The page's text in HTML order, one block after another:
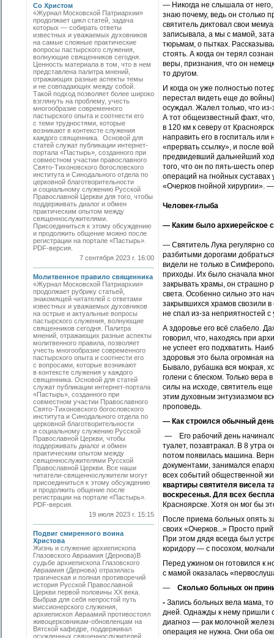
Со Христом
«Журнал Московской Патриархии»
продолжает цикл статей, задача
которых — собирать ответы
известных и уважаемых духовников
на самые сложные практические
вопросы пастырского служения,
волнующие священников сегодня.
Ценность материала в том, что в нем
представлена палитра мнений,
отражающих разные аспекты темы
и не совпадающих между собой.
Такой подход позволяет более широко
взглянуть на проблему, учесть
многообразие современного
пастырского опыта и соотнести его
с теми трудностями, которые
возникают в контексте служения
каждого священника. Основой для
статей служат публикации интернет-
портала «Пастырь», созданного при
совместном участии православного
Свято-Тихоновского богословского
института и Синодального отдела по
церковной благотворительности
и социальному служению Русской
Православной Церкви для того, чтобы
поддерживать диалог и обмен
практическим опытом между
священнослужителями.
Присоединиться к этому обсуждению
и продолжить общение можно после
регистрации на портале «Пастырь».
PDF-версия.
7 сентября 2023 г. 16:00
Молитвенное правило священника
«Журнал Московской Патриархии»
продолжает рубрику статьей,
знакомящей читателей с ответами
известных и уважаемых духовников
на острые и актуальные вопросы
пастырского служения, волнующие
священников сегодня. Палитра
мнений, отражающих разные аспекты
молитвенного правила, позволяет
учесть многообразие современного
пастырского опыта и соотнести его
с вопросами, которые возникают
в контексте служения у каждого
священника. Основой для статей
служат публикации интернет-портала
«Пастырь», созданного при
совместном участии Православного
Свято-Тихоновского богословского
института и Синодального отдела по
церковной благотворительности
и социальному служению Русской
Православной Церкви, чтобы
поддерживать диалог и обмен
практическим опытом между
священнослужителями Русской
Православной Церкви. Все наши
читатели-священнослужители могут
присоединиться к этому обсуждению
и продолжить общение после
регистрации на портале «Пастырь».
PDF-версия.
19 июля 2023 г. 15:15
Подвиг смиренного воина
Христова
Жизнь и служение архиепископа
Глазовского Авраамия (Дернова)В
судьбе архиепископа Глазовского
Авраамия (Дернова) отразилась
трагическая и полная противоречий
история Русской Православной
Церкви первой половины ХХ века.
Выбрав для себя непростой путь
миссионерского служения,
архиепископ Авраамий противостоял
живоцерковникам-обновленцам на
Вятской кафедре, поддерживал
осужденных священнослужителей,
— Никогда не слышала от него,
знаю почему, ведь он столько
святитель диктовал свои
записывала, а мы с мамой,
тюрьмам, о пытках.
стоять. А когда он терял
веры, признания, что он
то другом.
И когда он уже полностью
перестал видеть еще до
осуждал. Жалел только, что
А тот общеизвестный факт,
в 120 км к северу от
направить его в госпиталь
«прервать ссылку», и после
предвидевший дальнейший
того, что он по пять-шесть
операций на гнойных
«Очерков гнойной хирургии».
Человек-глыба
— Каким было архиерейское
— Святитель Лука регулярно
разбитыми дорогами
видели не только в
приходы. Их было сначала
закрывать храмы, он страшно
света. Особенно сильно это
закрывшихся храмов свозили
не спал из-за неприятностей
А здоровье его всё слабело.
говорил, что, находясь при
не успеет его подхватить.
здоровья это была огромная
Бывало, рубашка вся мокрая,
голени с блеском. Только
силы на исходе, святитель
этим духовным энтузиазмом
проповедь.
— Как строился обычный
— Его рабочий день
туалет, позавтракал. В 8 утра
потом появилась машина.
документами, занимался
всех событий общественной
квартиры святителя висела
воскресенья. Для всех
Красноярске. Хотя он мог бы
После приема больных опять
своих «Очерков...» Просто
При этом дядя всегда был
коридору — с посохом,
Перед ужином он готовился к
с мамой оказалась
— Сколько больных он
- Запись больных вела мама,
дней. Однажды к нему пришли
диагноз — рак молочной
операция не нужна. Они оба